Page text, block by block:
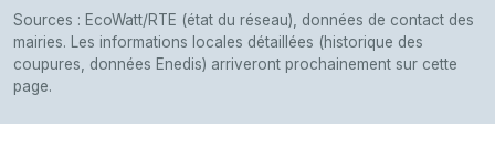
Sources : EcoWatt/RTE (état du réseau), données de contact des
mairies. Les informations locales détaillées (historique des
coupures, données Enedis) arriveront prochainement sur cette
page.